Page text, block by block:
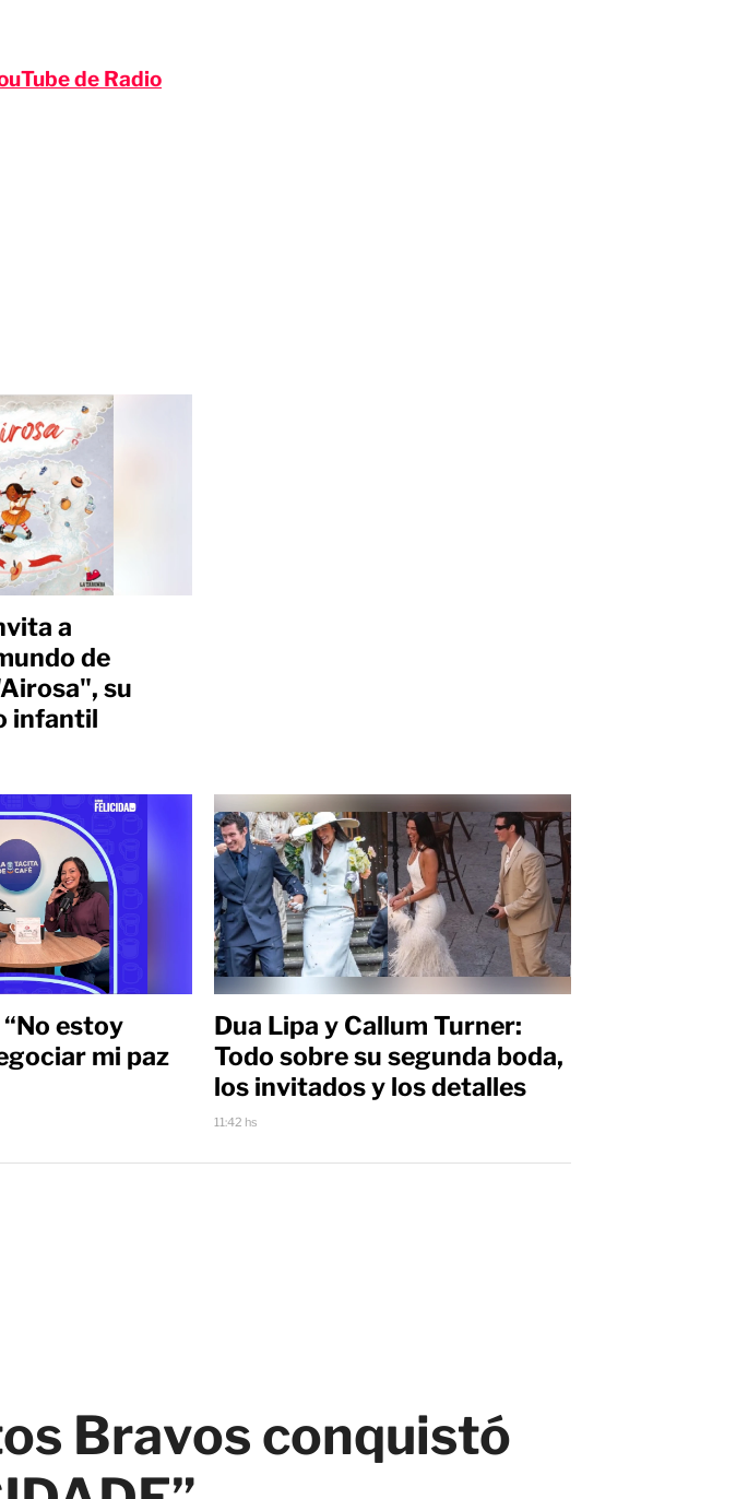
de Radio
a
de
su
infantil
estoy
mi paz
Dua Lipa y Callum Turner:
Todo sobre su segunda boda,
los invitados y los detalles
11:42 hs
Bravos conquistó